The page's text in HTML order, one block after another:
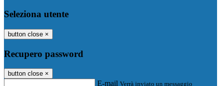
Seleziona utente
button close ×
Recupero password
button close ×
E-mail Verrà inviato un messaggio